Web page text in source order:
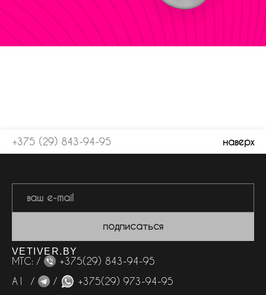
+375 (29) 843-94-95 наверх
подписаться
VETIVER.BY
МТС: /
+375(29) 843-94-95
А1 /
/
+375(29) 973-94-95